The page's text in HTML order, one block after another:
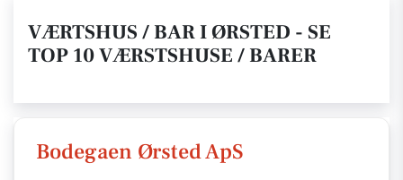
VÆRTSHUS / BAR I ØRSTED - SE
TOP 10 VÆRSTSHUSE / BARER
Bodegaen Ørsted ApS